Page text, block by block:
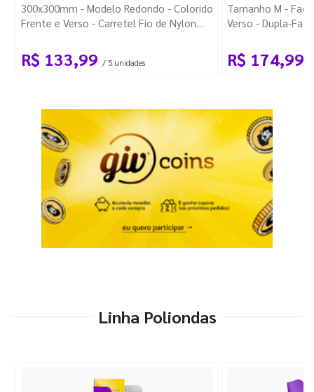
300x300mm - Modelo Redondo - Colorido
Frente e Verso - Carretel Fio de Nylon
R$ 133,99 / 5 unidades
Tamanho M -
Verso - Dupla-
R$ 174,99
Linha Poliondas